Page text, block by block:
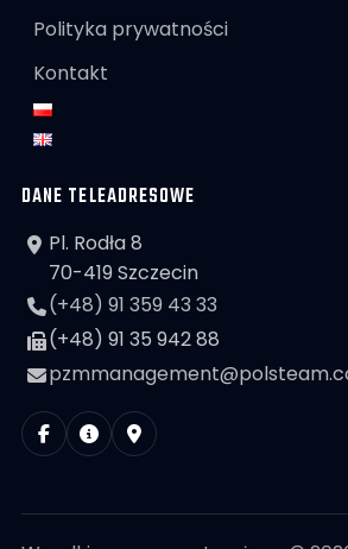
Polityka prywatności
Kontakt
DANE TELEADRESOWE
Pl. Rodła 8
70-419 Szczecin
(+48) 91 359 43 33
(+48) 91 35 942 88